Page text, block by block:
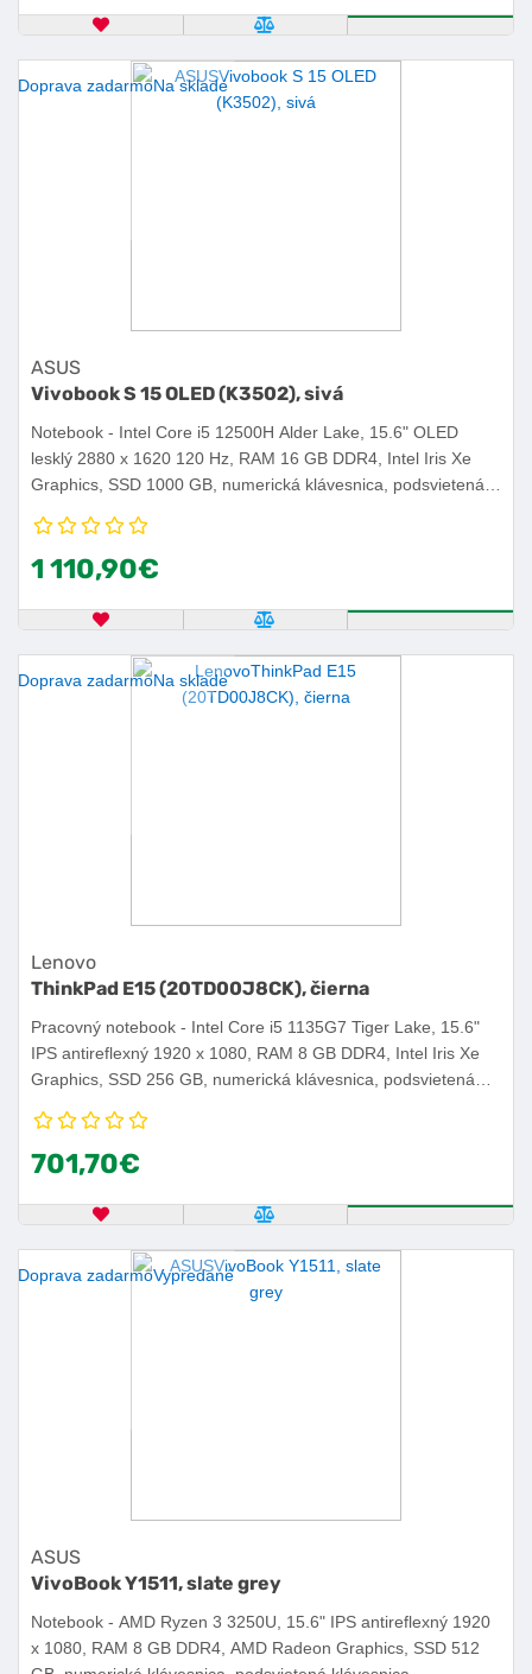
OBĽÚBENÝ PRODUKT POROVNAŤ PRODUKT
Doprava zadarmoNa sklade
ASUS
Vivobook S 15 OLED (K3502), sivá
Notebook - Intel Core i5 12500H Alder Lake, 15.6" OLED
lesklý 2880 x 1620 120 Hz, RAM 16 GB DDR4, Intel Iris Xe
Graphics, SSD 1000 GB, numerická klávesnica, podsvietená
prstov, WiFi 6, hmotnosť 1,8 kg, Intel EVO, Windows 11 Home.
1 110,90€
OBĽÚBENÝ PRODUKT POROVNAŤ PRODUKT
Doprava zadarmoNa sklade
Lenovo
ThinkPad E15 (20TD00J8CK), čierna
Pracovný notebook - Intel Core i5 1135G7 Tiger Lake, 15.6"
IPS antireflexný 1920 x 1080, RAM 8 GB DDR4, Intel Iris Xe
Graphics, SSD 256 GB, numerická klávesnica, podsvietená
odtlačkov prstov, WiFi 6, hmotnosť 1,7 kg, Windows 11 Home.
701,70€
OBĽÚBENÝ PRODUKT POROVNAŤ PRODUKT
Doprava zadarmoVypredané
ASUS
VivoBook Y1511, slate grey
Notebook - AMD Ryzen 3 3250U, 15.6" IPS antireflexný 1920
x 1080, RAM 8 GB DDR4, AMD Radeon Graphics, SSD 512